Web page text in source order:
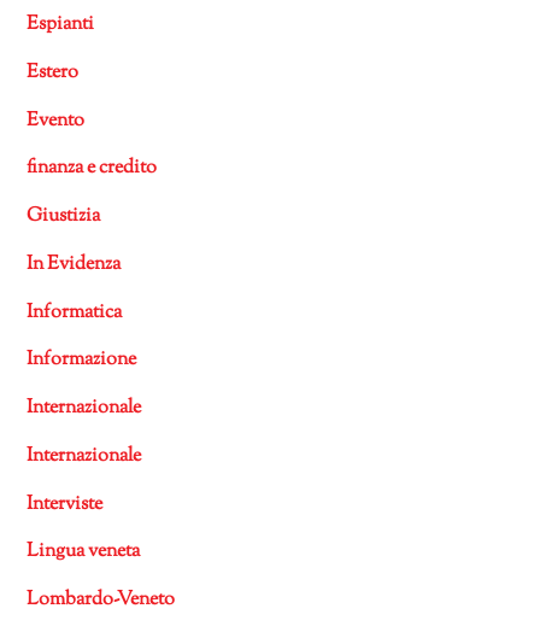
Espianti
Estero
Evento
finanza e credito
Giustizia
In Evidenza
Informatica
Informazione
Internazionale
Internazionale
Interviste
Lingua veneta
Lombardo-Veneto